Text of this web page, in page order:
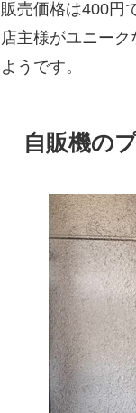
販売価格は400円
店主様がユニー
ようです。
自販機の